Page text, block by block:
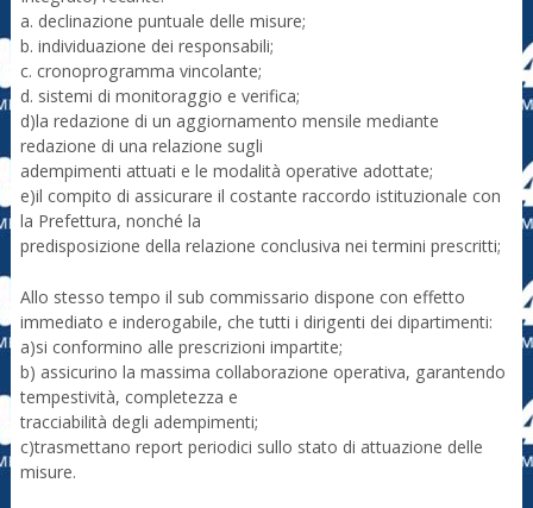
a. declinazione puntuale delle misure;
b. individuazione dei responsabili;
c. cronoprogramma vincolante;
d. sistemi di monitoraggio e verifica;
d)la redazione di un aggiornamento mensile mediante
redazione di una relazione sugli
adempimenti attuati e le modalità operative adottate;
e)il compito di assicurare il costante raccordo istituzionale con
la Prefettura, nonché la
predisposizione della relazione conclusiva nei termini prescritti;
Allo stesso tempo il sub commissario dispone con effetto
immediato e inderogabile, che tutti i dirigenti dei dipartimenti:
a)si conformino alle prescrizioni impartite;
b) assicurino la massima collaborazione operativa, garantendo
tempestività, completezza e
tracciabilità degli adempimenti;
c)trasmettano report periodici sullo stato di attuazione delle
misure.